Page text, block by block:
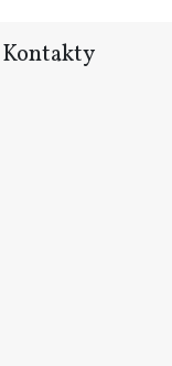
Kontakty